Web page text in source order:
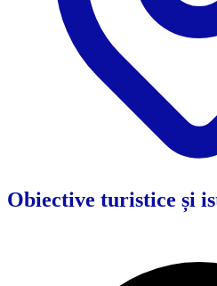
Obiective turistice și